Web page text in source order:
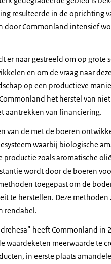
resulteerde in de oprichting
door Commonland intensief
er naar gestreefd om op grote
en om de vraag naar
op een productieve
het herstel van
aantrekken van financiering.
van de met de boeren
waarbij biologische
zoals aromatische
wordt door de boeren
toegepast om de
te herstellen. Deze methoden
rendabel.
heeft Commonland in
waardeketen meerwaarde te
in eerste plaats